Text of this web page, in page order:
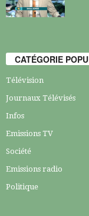
CATÉGORIE
Télévision
Journaux Télévisés
Infos
Emissions TV
Société
Emissions radio
Politique